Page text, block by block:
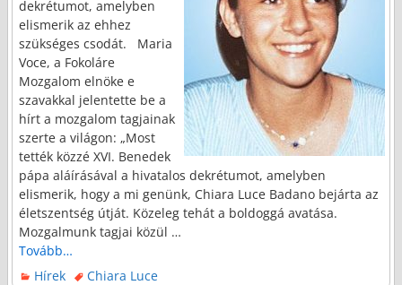
dekrétumot, amelyben
elismerik az ehhez
szükséges csodát. Maria
Voce, a Fokoláre
Mozgalom elnöke e
szavakkal jelentette be a
hírt a mozgalom tagjainak
szerte a világon: „Most
tették közzé XVI. Benedek
pápa aláírásával a hivatalos dekrétumot, amelyben
elismerik, hogy a mi genünk, Chiara Luce Badano bejárta az
életszentség útját. Közeleg tehát a boldoggá avatása.
Mozgalmunk tagjai közül …
Tovább…
Hírek
Chiara Luce